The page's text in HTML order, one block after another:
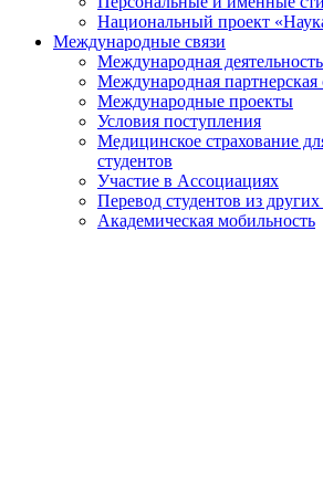
Национальный проект
Международные связи
Международная деятельность
Международная партнерская
Международные проекты
Условия поступления
Медицинское страхование
студентов
Участие в Ассоциациях
Перевод студентов из других
Академическая мобильность